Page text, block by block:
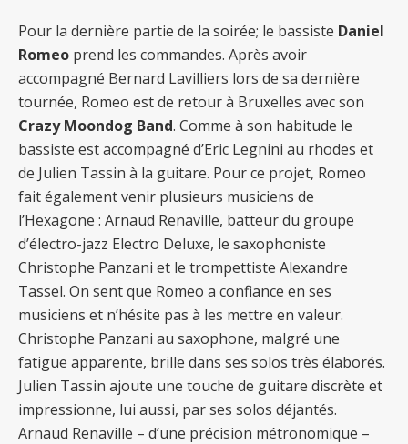
Pour la dernière partie de la soirée; le bassiste Daniel
Romeo prend les commandes. Après avoir
accompagné Bernard Lavilliers lors de sa dernière
tournée, Romeo est de retour à Bruxelles avec son
Crazy Moondog Band. Comme à son habitude le
bassiste est accompagné d’Eric Legnini au rhodes et
de Julien Tassin à la guitare. Pour ce projet, Romeo
fait également venir plusieurs musiciens de
l’Hexagone : Arnaud Renaville, batteur du groupe
d’électro-jazz Electro Deluxe, le saxophoniste
Christophe Panzani et le trompettiste Alexandre
Tassel. On sent que Romeo a confiance en ses
musiciens et n’hésite pas à les mettre en valeur.
Christophe Panzani au saxophone, malgré une
fatigue apparente, brille dans ses solos très élaborés.
Julien Tassin ajoute une touche de guitare discrète et
impressionne, lui aussi, par ses solos déjantés.
Arnaud Renaville – d’une précision métronomique –